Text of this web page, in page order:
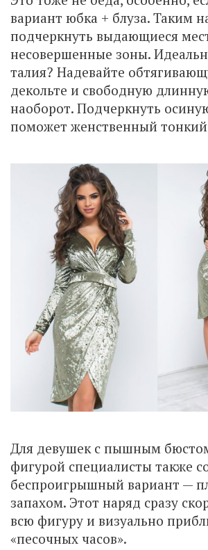
вариант юбка + блуза. Таким
подчеркнуть выдающиеся
несовершенные зоны.
талия? Надевайте
декольте и свободную
наоборот. Подчеркнуть
поможет женственный тонкий
Для девушек с пышным
фигурой специалисты также
беспроигрышный вариант —
запахом. Этот наряд сразу
всю фигуру и визуально
«песочных часов».